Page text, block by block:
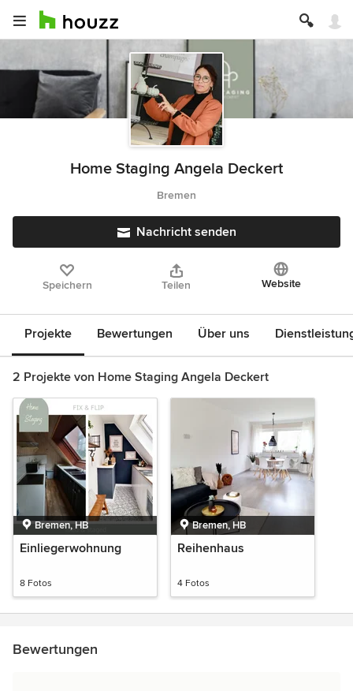
Home Staging Angela Deckert
Bremen
Nachricht senden
Speichern Teilen Website
Projekte Bewertungen Über uns
2 Projekte von Home Staging Angela Deckert
Bremen, HB
Einliegerwohnung
8 Fotos
Bremen, HB
Reihenhaus
4 Fotos
Bewertungen